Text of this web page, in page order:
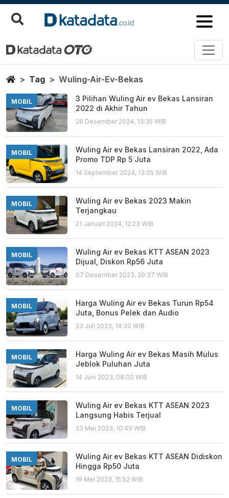
Wuling Air Ev Bekas
Berita Terbaru
HomeTag Wuling-Air-Ev-Bekas
MOBIL
3 Pilihan Wuling Air ev Bekas Lansiran
2022 di Akhir Tahun
26 Desember 2024, 13:35 WIB
MOBIL
Wuling Air ev Bekas Lansiran 2022, Ada
Promo TDP Rp 5 Juta
14 September 2024, 13:05 WIB
MOBIL
Wuling Air ev Bekas 2023 Makin
Terjangkau
21 Januari 2024, 12:23 WIB
MOBIL
Wuling Air ev Bekas KTT ASEAN 2023
Dijual, Diskon Rp56 Juta
07 Desember 2023, 20:37 WIB
MOBIL
Harga Wuling Air ev Bekas Turun Rp54
Juta, Bonus Pelek dan Audio
23 Juli 2023, 14:30 WIB
MOBIL
Harga Wuling Air ev Bekas Masih Mulus
Jeblok Puluhan Juta
14 Juni 2023, 08:00 WIB
MOBIL
Wuling Air ev Bekas KTT ASEAN 2023
Langsung Habis Terjual
23 Mei 2023, 10:49 WIB
MOBIL
Wuling Air ev Bekas KTT ASEAN Didiskon
Hingga Rp50 Juta
19 Mei 2023, 15:52 WIB